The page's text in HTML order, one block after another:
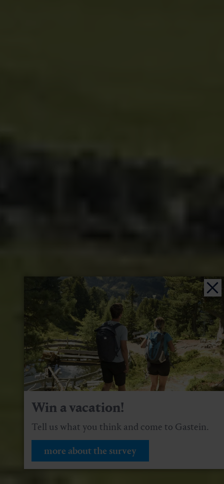
Win a vacation!
Tell us what you think and come to Gastein.
more about the survey